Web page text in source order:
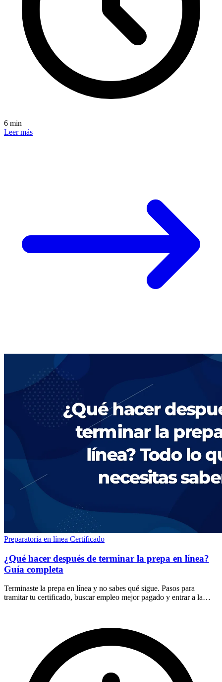
6 min
Leer más
Preparatoria en línea Certificado
¿Qué hacer después de terminar la prepa en línea?
Guía completa
Terminaste la prepa en línea y no sabes qué sigue. Pasos para
tramitar tu certificado, buscar empleo mejor pagado y entrar a la